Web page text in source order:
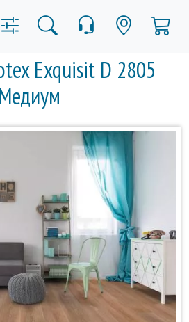
Exquisit D 2805